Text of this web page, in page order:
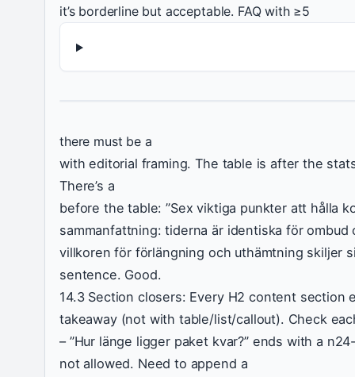
it’s borderline but acceptable. FAQ with ≥5
there must be a
with editorial framing. The table is after the
There’s a
before the table: ”Sex viktiga punkter att hålla
sammanfattning: tiderna är identiska för ombud
villkoren för förlängning och uthämtning skiljer
sentence. Good.
14.3 Section closers: Every H2 content section
takeaway (not with table/list/callout). Check
– ”Hur länge ligger paket kvar?” ends with a
not allowed. Need to append a